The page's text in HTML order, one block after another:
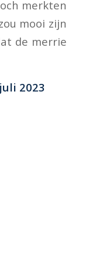
merkten
mooi zijn
de merrie
2023